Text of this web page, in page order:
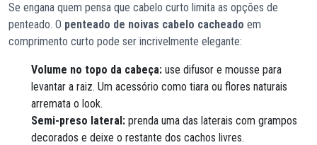
Se engana quem pensa que cabelo curto limita as opções de
penteado. O penteado de noivas cabelo cacheado em
comprimento curto pode ser incrivelmente elegante:
Volume no topo da cabeça: use difusor e mousse para
levantar a raiz. Um acessório como tiara ou flores naturais
arremata o look.
Semi-preso lateral: prenda uma das laterais com grampos
decorados e deixe o restante dos cachos livres.